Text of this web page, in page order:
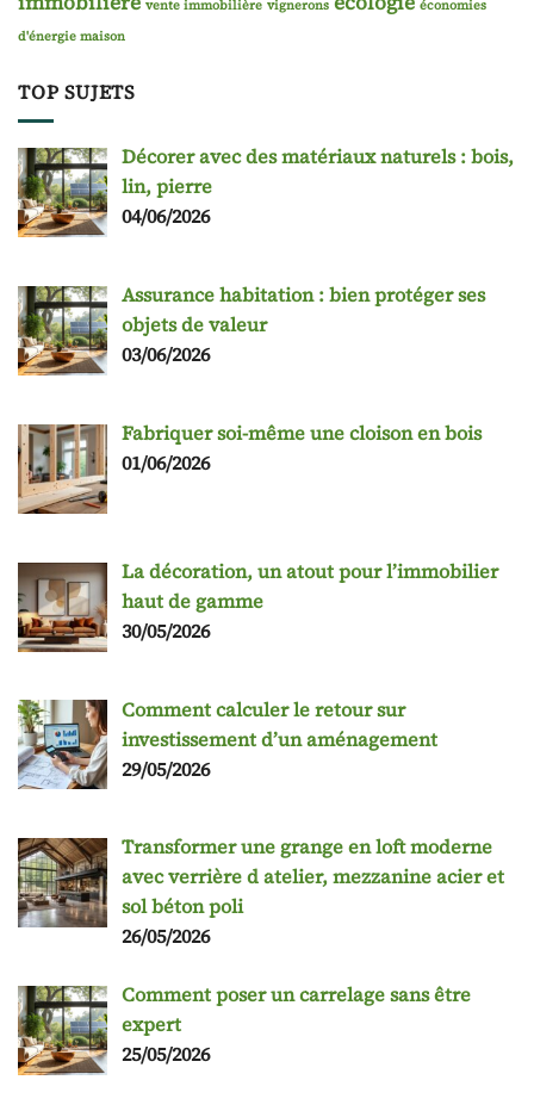
vente immobilière vignerons
économies
d'énergie maison
TOP SUJETS
Décorer avec des matériaux naturels : bois,
lin, pierre
04/06/2026
Assurance habitation : bien protéger ses
objets de valeur
03/06/2026
Fabriquer soi-même une cloison en bois
01/06/2026
La décoration, un atout pour l’immobilier
haut de gamme
30/05/2026
Comment calculer le retour sur
investissement d’un aménagement
29/05/2026
Transformer une grange en loft moderne
avec verrière d atelier, mezzanine acier et
sol béton poli
26/05/2026
Comment poser un carrelage sans être
expert
25/05/2026